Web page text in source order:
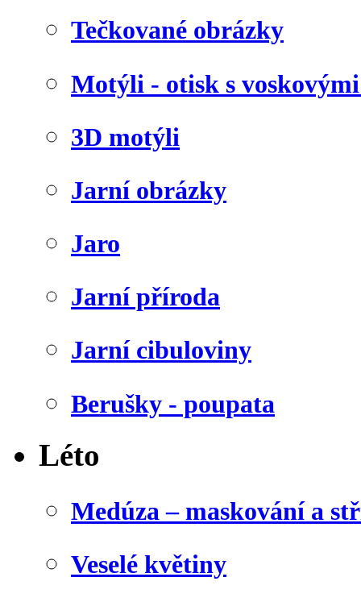
Tečkované obrázky
Motýli - otisk s
3D motýli
Jarní obrázky
Jaro
Jarní příroda
Jarní cibuloviny
Berušky - poupata
Léto
Medúza – maskování a
Veselé květiny